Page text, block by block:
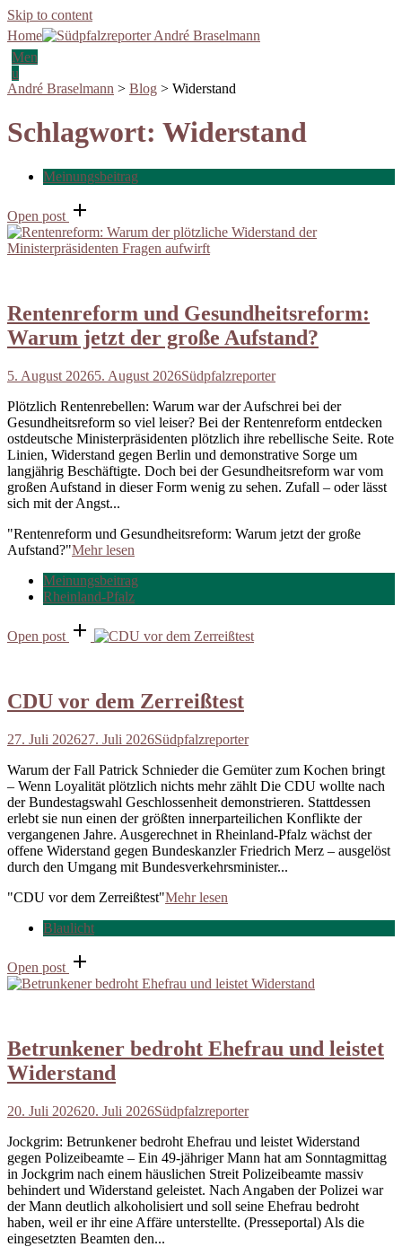
Skip to content
Home
Men
u
André Braselmann > Blog > Widerstand
Schlagwort: Widerstand
Meinungsbeitrag
Open post
Rentenreform und Gesundheitsreform:
Warum jetzt der große Aufstand?
5. August 20265. August 2026Südpfalzreporter
Plötzlich Rentenrebellen: Warum war der Aufschrei bei der
Gesundheitsreform so viel leiser? Bei der Rentenreform entdecken
ostdeutsche Ministerpräsidenten plötzlich ihre rebellische Seite. Rote
Linien, Widerstand gegen Berlin und demonstrative Sorge um
langjährig Beschäftigte. Doch bei der Gesundheitsreform war vom
großen Aufstand in dieser Form wenig zu sehen. Zufall – oder lässt
sich mit der Angst...
"Rentenreform und Gesundheitsreform: Warum jetzt der große
Aufstand?"Mehr lesen
Meinungsbeitrag
Rheinland-Pfalz
Open post
CDU vor dem Zerreißtest
27. Juli 202627. Juli 2026Südpfalzreporter
Warum der Fall Patrick Schnieder die Gemüter zum Kochen bringt
– Wenn Loyalität plötzlich nichts mehr zählt Die CDU wollte nach
der Bundestagswahl Geschlossenheit demonstrieren. Stattdessen
erlebt sie nun einen der größten innerparteilichen Konflikte der
vergangenen Jahre. Ausgerechnet in Rheinland-Pfalz wächst der
offene Widerstand gegen Bundeskanzler Friedrich Merz – ausgelöst
durch den Umgang mit Bundesverkehrsminister...
"CDU vor dem Zerreißtest"Mehr lesen
Blaulicht
Open post
Betrunkener bedroht Ehefrau und leistet
Widerstand
20. Juli 202620. Juli 2026Südpfalzreporter
Jockgrim: Betrunkener bedroht Ehefrau und leistet Widerstand
gegen Polizeibeamte – Ein 49-jähriger Mann hat am Sonntagmittag
in Jockgrim nach einem häuslichen Streit Polizeibeamte massiv
behindert und Widerstand geleistet. Nach Angaben der Polizei war
der Mann deutlich alkoholisiert und soll seine Ehefrau bedroht
haben, weil er ihr eine Affäre unterstellte. (Presseportal) Als die
eingesetzten Beamten den...